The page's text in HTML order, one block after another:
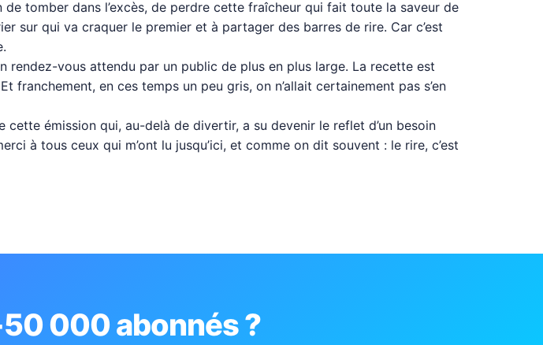
tomber dans l’excès, de perdre cette fraîcheur qui fait toute la saveur de
sur qui va craquer le premier et à partager des barres de rire. Car c’est
rendez-vous attendu par un public de plus en plus large. La recette est
en ces temps un peu gris, on n’allait certainement pas s’en
émission qui, au-delà de divertir, a su devenir le reflet d’un besoin
à tous ceux qui m’ont lu jusqu’ici, et comme on dit souvent : le rire, c’est
000 abonnés ?